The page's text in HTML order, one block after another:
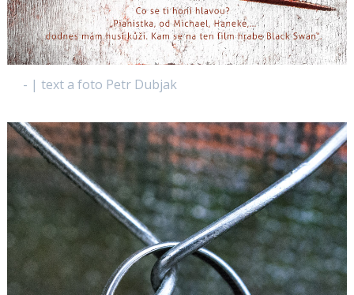
- | text a foto Petr Dubjak